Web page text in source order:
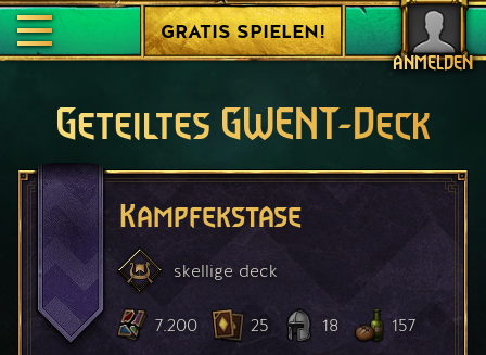
ANMELDEN
GRATIS SPIELEN!
Geteiltes GWENT-Deck
Kampfekstase
skellige deck
7.200 25 18 157